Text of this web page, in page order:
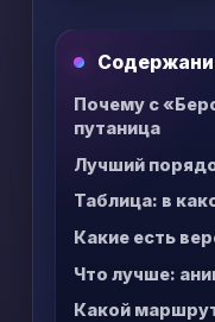
Почему с
путаница
Лучший
Таблица: в
Какие есть
Что лучше:
Какой